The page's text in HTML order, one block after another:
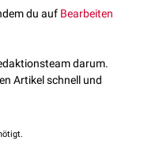
du auf Bearbeiten
darum.
Artikel schnell und